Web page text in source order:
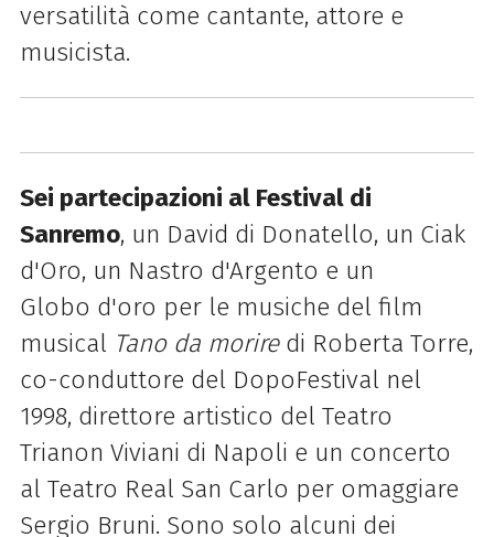
versatilità come cantante, attore e
musicista.
Sei partecipazioni al Festival di
Sanremo, un David di Donatello, un Ciak
d'Oro, un Nastro d'Argento e un
Globo d'oro per le musiche del film
musical Tano da moriredi Roberta Torre,
co-conduttore del DopoFestival nel
1998, direttore artistico del Teatro
Trianon Viviani di Napoli e un concerto
al Teatro Real San Carlo per omaggiare
Sergio Bruni. Sono solo alcuni dei